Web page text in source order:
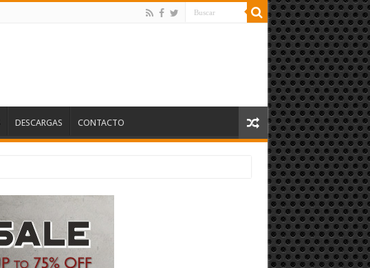
DESCARGAS CONTACTO